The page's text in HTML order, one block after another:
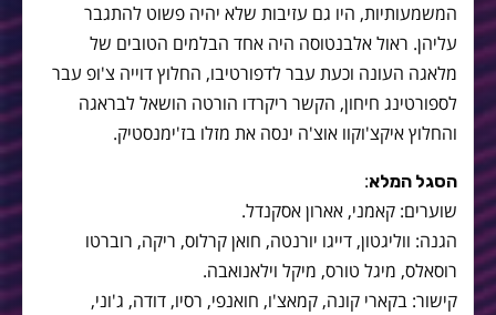
המשמעותיות, היו גם עזיבות שלא יהיה פשוט להתגבר
עליהן. ראול אלבנטוסה היה אחד הבלמים הטובים של
מלאגה העונה וכעת עבר לדפורטיבו, החלוץ דוייה צ'ופ עבר
לספורטינג חיחון, הקשר ריקרדו הורטה הושאל לבראגה
והחלוץ איקצ'וקוו אוצ'ה ינסה את מזלו בז'ימנסטיק.
הסגל המלא:
שוערים: קאמני, אארון אסקנדל.
הגנה: ווליגטון, דייגו יורנטה, חואן קרלוס, ריקה, רוברטו
רוסאלס, מיגל טורס, מיקל וילאנואבה.
קישור: בקארי קונה, קמאצ'ו, חואנפי, רסיו, דודה, ג'וני,